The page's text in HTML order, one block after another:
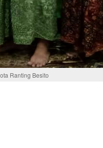
Ranting Besito